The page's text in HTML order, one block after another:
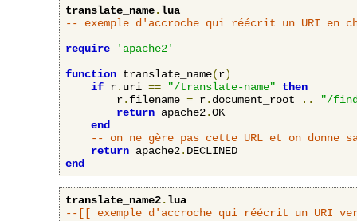
translate_name.lua
-- exemple d'accroche qui réécrit un URI en
require
'apache2'
function translate_name(r)
if r. uri == "/translate-name"
then
        r
. filename = r. document_root ..
"/
return apache2.OK
end
-- on ne gère pas cette URL et on donne
return apache2.
end
translate_name2.lua
--[[ exemple d'accroche qui réécrit un URI